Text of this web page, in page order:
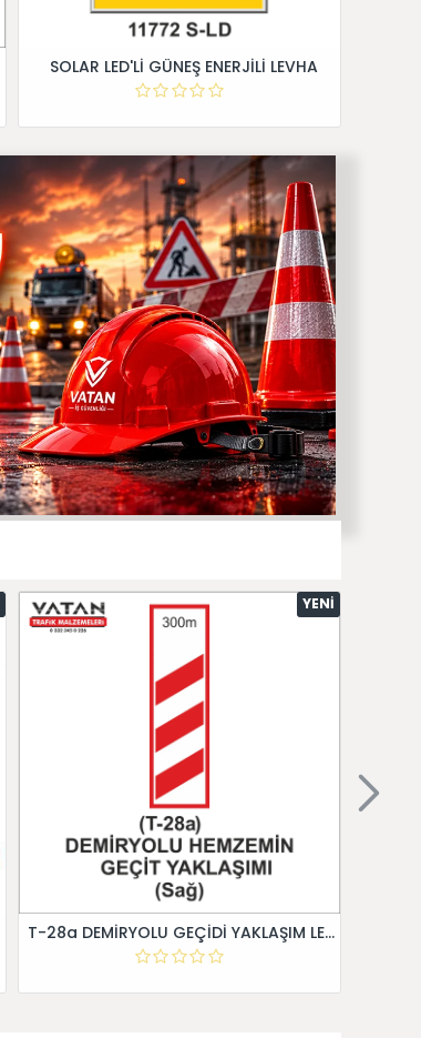
SOLAR LED'Lİ GÜNEŞ ENERJİLİ LEVHA
YENI
T-28a DEMİRYOLU GEÇİDİ YAKLAŞIM LEVHALARI (Sağ)